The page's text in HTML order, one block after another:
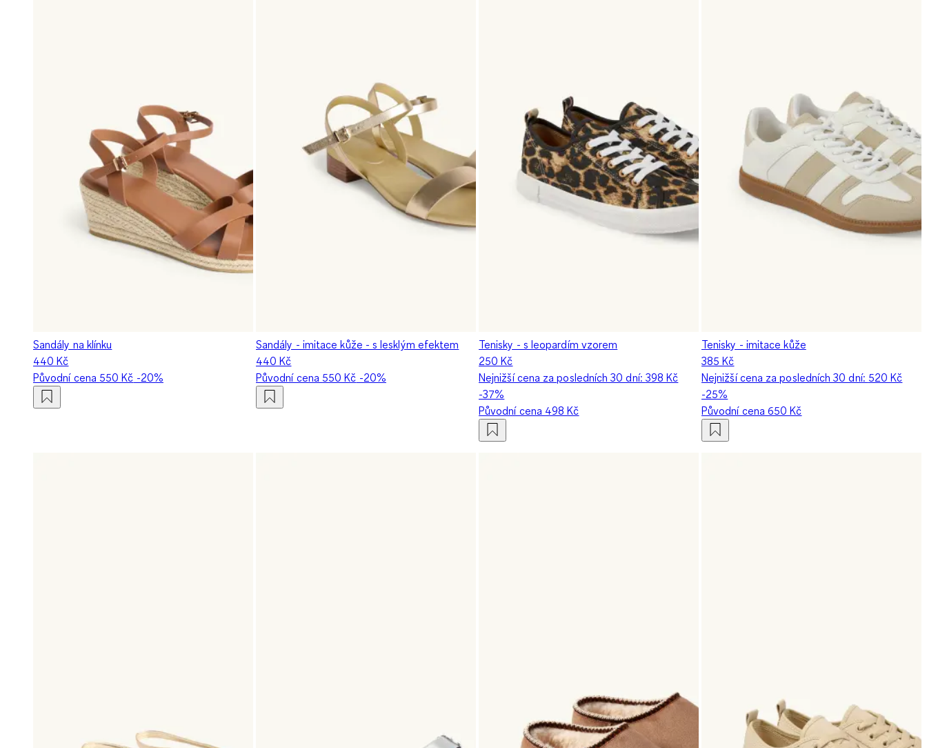
Sandály na klínku
440 Kč
Původní cena 550 Kč -20%
Sandály - imitace kůže - s lesklým efektem
440 Kč
Původní cena 550 Kč -20%
Tenisky - s leopardím vzorem
250 Kč
Nejnižší cena za posledních 30 dní: 398 Kč
-37%
Původní cena 498 Kč
Tenisky - imitace kůže
385 Kč
Nejnižší cena za posledních 30 dní: 520 Kč
-25%
Původní cena650 Kč